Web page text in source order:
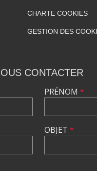
CHARTE COOKIES
GESTION DES
CONTACTER
PRÉNOM *
OBJET *